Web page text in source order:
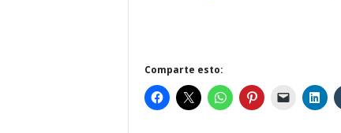
Comparte esto: